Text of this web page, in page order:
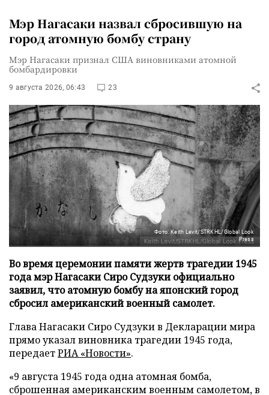
Мэр Нагасаки назвал сбросившую на
город атомную бомбу страну
Мэр Нагасаки признал США виновниками атомной
бомбардировки
9 августа 2026, 06:43 23
Фото: Keith Levit/STRKHL/Global Look
Press
Во время церемонии памяти жертв трагедии 1945
года мэр Нагасаки Сиро Судзуки официально
заявил, что атомную бомбу на японский город
сбросил американский военный самолет.
Глава Нагасаки Сиро Судзуки в Декларации мира
прямо указал виновника трагедии 1945 года,
передаетРИА «Новости».
«9 августа 1945 года одна атомная бомба,
сброшенная американским военным самолетом, в